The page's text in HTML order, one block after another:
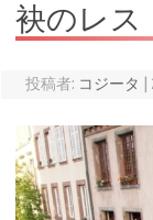
袂のレス
投稿者: コジータ